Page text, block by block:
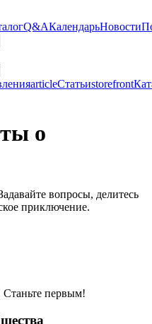
Q&AКалендарьНовости
articleСтатьиstorefront
о
вопросы, делитесь
приключение.
первым!